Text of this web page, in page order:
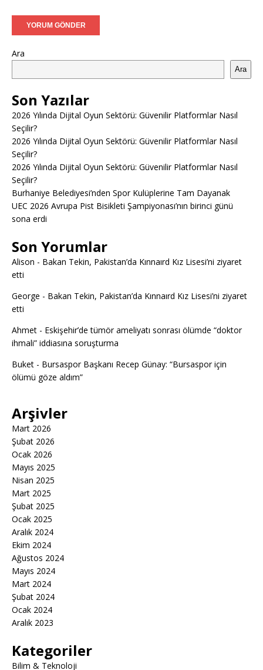
Ara
Ara
Son Yazılar
2026 Yılında Dijital Oyun Sektörü: Güvenilir Platformlar Nasıl
Seçilir?
2026 Yılında Dijital Oyun Sektörü: Güvenilir Platformlar Nasıl
Seçilir?
2026 Yılında Dijital Oyun Sektörü: Güvenilir Platformlar Nasıl
Seçilir?
Burhaniye Belediyesi’nden Spor Kulüplerine Tam Dayanak
UEC 2026 Avrupa Pist Bisikleti Şampiyonası’nın birinci günü
sona erdi
Son Yorumlar
Alison - Bakan Tekin, Pakistan’da Kınnaırd Kız Lisesi’ni ziyaret
etti
George - Bakan Tekin, Pakistan’da Kınnaırd Kız Lisesi’ni ziyaret
etti
Ahmet - Eskişehir’de tümör ameliyatı sonrası ölümde “doktor
ihmali” iddiasına soruşturma
Buket - Bursaspor Başkanı Recep Günay: “Bursaspor için
ölümü göze aldım”
Arşivler
Mart 2026
Şubat 2026
Ocak 2026
Mayıs 2025
Nisan 2025
Mart 2025
Şubat 2025
Ocak 2025
Aralık 2024
Ekim 2024
Ağustos 2024
Mayıs 2024
Mart 2024
Şubat 2024
Ocak 2024
Aralık 2023
Kategoriler
Bilim & Teknoloji